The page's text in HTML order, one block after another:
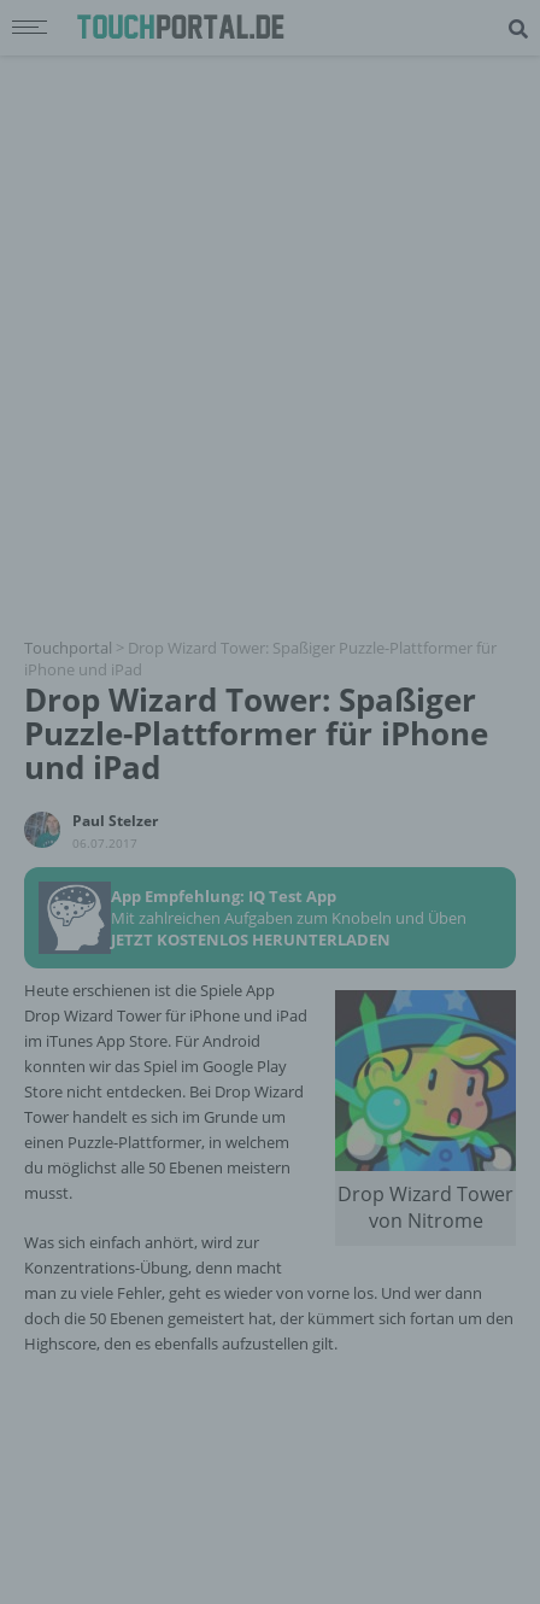
Touchportal > Drop Wizard Tower: Spaßiger Puzzle-Plattformer für
iPhone und iPad
Drop Wizard Tower: Spaßiger
Puzzle-Plattformer für iPhone
und iPad
Paul Stelzer
06.07.2017
App Empfehlung: IQ Test App
Mit zahlreichen Aufgaben zum Knobeln und Üben
JETZT KOSTENLOS HERUNTERLADEN
Drop Wizard Tower
von Nitrome
Heute erschienen ist die Spiele App
Drop Wizard Tower für iPhone und iPad
im iTunes App Store. Für Android
konnten wir das Spiel im Google Play
Store nicht entdecken. Bei Drop Wizard
Tower handelt es sich im Grunde um
einen Puzzle-Plattformer, in welchem
du möglichst alle 50 Ebenen meistern
musst.
Was sich einfach anhört, wird zur
Konzentrations-Übung, denn macht
man zu viele Fehler, geht es wieder von vorne los. Und wer dann
doch die 50 Ebenen gemeistert hat, der kümmert sich fortan um den
Highscore, den es ebenfalls aufzustellen gilt.